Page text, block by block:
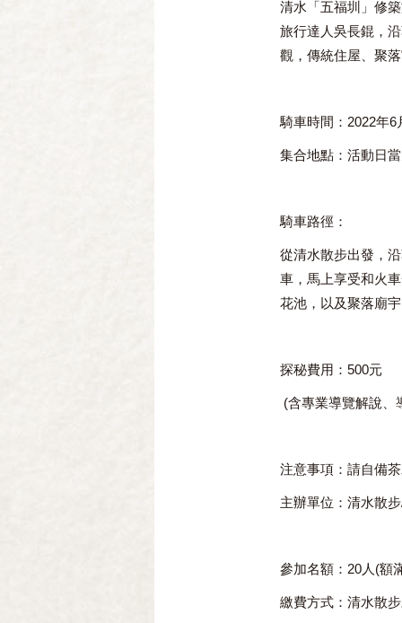
清水「五福圳」修
旅行達人吳長錕，
觀，傳統住屋、聚
騎車時間：2022年6
集合地點：活動日
騎車路徑：
從清水散步出發，
車，馬上享受和火
花池，以及聚落廟
探秘費用：500元
(含專業導覽解說、
注意事項：請自備
主辦單位：清水散
參加名額：20人(額
繳費方式：清水散